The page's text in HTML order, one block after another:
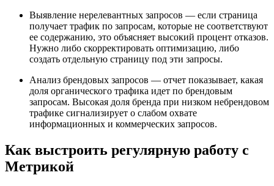
Выявление нерелевантных запросов — если страница
получает трафик по запросам, которые не соответствуют
ее содержанию, это объясняет высокий процент отказов.
Нужно либо скорректировать оптимизацию, либо
создать отдельную страницу под эти запросы.
Анализ брендовых запросов — отчет показывает, какая
доля органического трафика идет по брендовым
запросам. Высокая доля бренда при низком небрендовом
трафике сигнализирует о слабом охвате
информационных и коммерческих запросов.
Как выстроить регулярную работу с
Метрикой